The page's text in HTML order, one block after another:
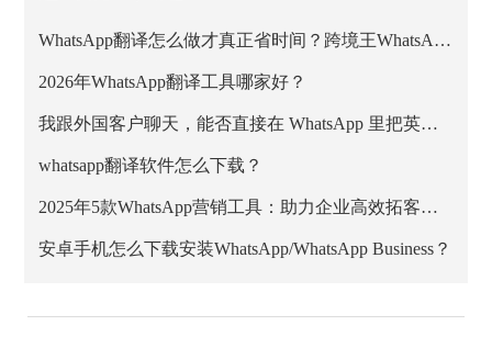
WhatsApp翻译怎么做才真正省时间？跨境王WhatsApp客服系统的正确用法
2026年WhatsApp翻译工具哪家好？
我跟外国客户聊天，能否直接在 WhatsApp 里把英文消息翻成中文？
whatsapp翻译软件怎么下载？
2025年5款WhatsApp营销工具：助力企业高效拓客与私域增长
安卓手机怎么下载安装WhatsApp/WhatsApp Business？